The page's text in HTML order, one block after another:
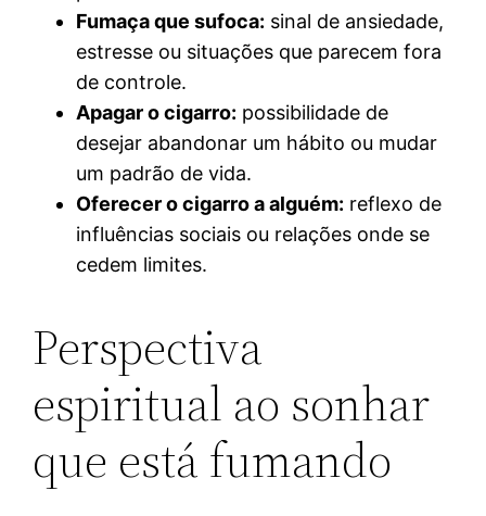
Fumaça que sufoca: sinal de ansiedade,
estresse ou situações que parecem fora
de controle.
Apagar o cigarro: possibilidade de
desejar abandonar um hábito ou mudar
um padrão de vida.
Oferecer o cigarro a alguém: reflexo de
influências sociais ou relações onde se
cedem limites.
Perspectiva
espiritual ao sonhar
que está fumando